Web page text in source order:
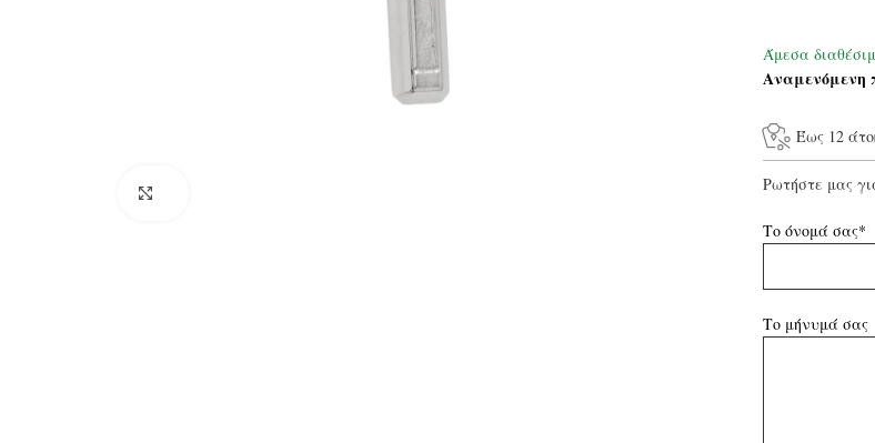
Άμεσα
Αναμενόμενη
Έως 12
Ρωτήστε μας
Το όνομά σας*
Το μήνυμά σας